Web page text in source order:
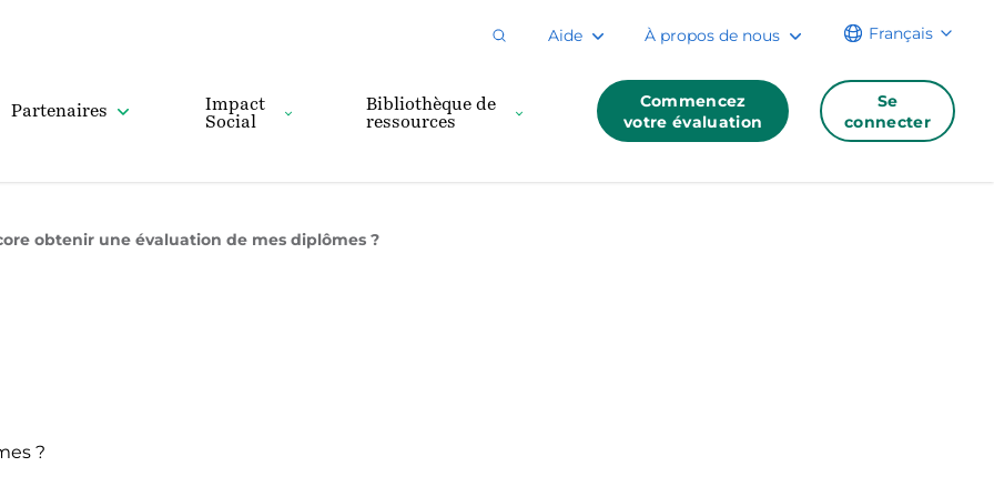
Aide À propos de nous Français
Partenaires
Impact
Social
Bibliothèque de
ressources
Commencez
votre évaluation
Se
connecter
obtenir une évaluation de mes diplômes ?
?